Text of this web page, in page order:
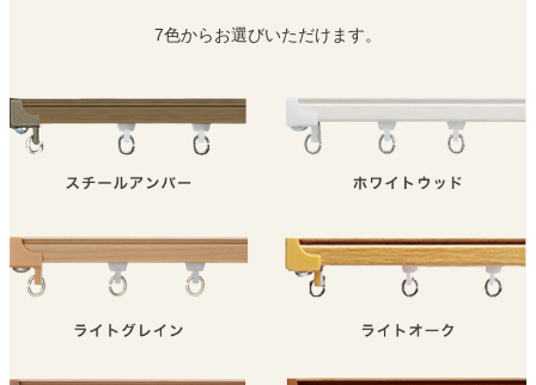
7色からお選びいただけます。